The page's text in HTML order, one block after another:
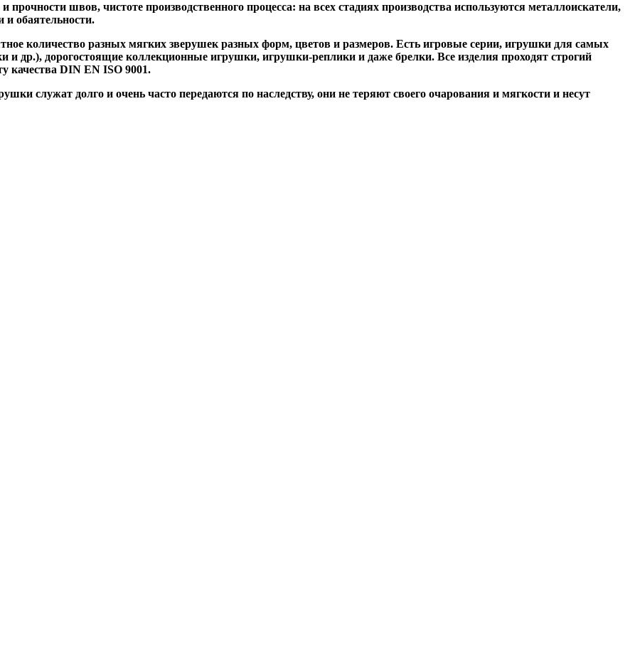
швов, чистоте производственного процесса: на всех стадиях производства используются металлоискатели,
и обаятельности.
количество разных мягких зверушек разных форм, цветов и размеров. Есть игровые серии, игрушки для самых
др.), дорогостоящие коллекционные игрушки, игрушки-реплики и даже брелки. Все изделия проходят строгий
качества DIN EN ISO 9001.
служат долго и очень часто передаются по наследству, они не теряют своего очарования и мягкости и несут